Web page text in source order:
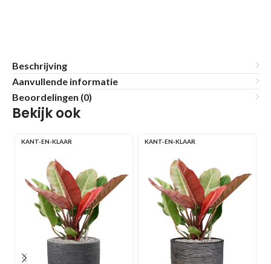
Beschrijving
Aanvullende informatie
Beoordelingen (0)
Bekijk ook
KANT-EN-KLAAR KANT-EN-KLAAR